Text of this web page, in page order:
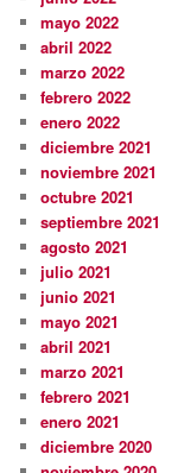
mayo 2022
abril 2022
marzo 2022
febrero 2022
enero 2022
diciembre 2021
noviembre 2021
octubre 2021
septiembre 2021
agosto 2021
julio 2021
junio 2021
mayo 2021
abril 2021
marzo 2021
febrero 2021
enero 2021
diciembre 2020